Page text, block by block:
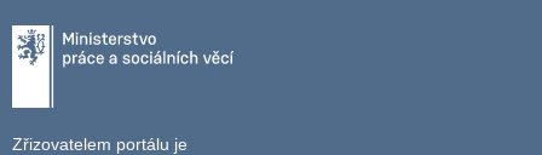
Zřizovatelem portálu je